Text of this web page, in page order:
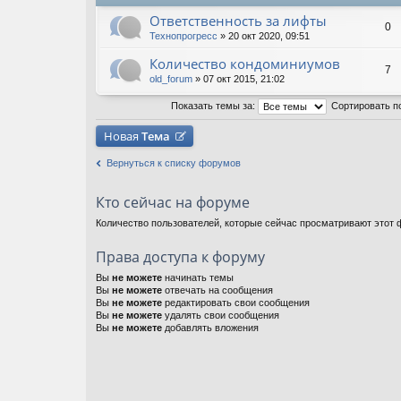
Ответственность за лифты
Технопрогресс » 20 окт 2020, 09:51
0
Количество кондоминиумов
old_forum » 07 окт 2015, 21:02
7
Показать темы за: Сортировать
Новая Тема
Вернуться к списку форумов
Кто сейчас на форуме
Количество пользователей, которые сейчас просматривают
Права доступа к форуму
Вы не можете начинать темы
Вы не можете отвечать на сообщения
Вы не можете редактировать свои сообщения
Вы не можете удалять свои сообщения
Вы не можете добавлять вложения